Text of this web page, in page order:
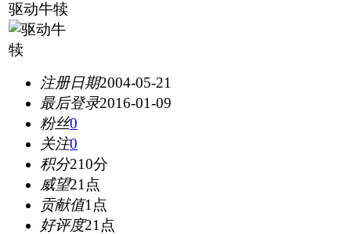
驱动牛犊
注册日期2004-05-21
最后登录2016-01-09
粉丝0
关注0
积分210分
威望21点
贡献值1点
好评度21点